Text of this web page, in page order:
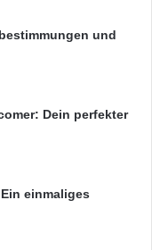
und
Dein perfekter
einmaliges